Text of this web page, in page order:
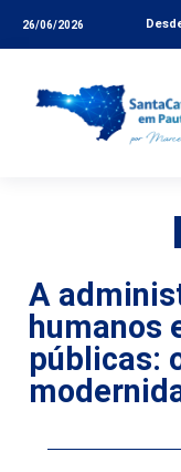
26/06/2026
A
humanos
públicas: